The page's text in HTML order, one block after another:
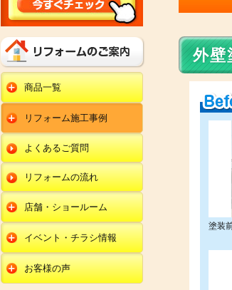
外
塗装
商品一覧
水回りリフォーム
キッチンリフォーム
ユニットバスリフォー
ム
トイレリフォーム
洗面化粧台リフォー
ム
オール電化セット
エコキュート
給湯器
エクステリア
外壁塗装
内装リフォーム
リフォーム施工事例
キッチン
ユニットバス
トイレ
洗面化粧台
エクステリア
外壁塗装・外装工事
よくあるご質問
リフォームの流れ
店舗・ショールーム
田鶴浜店
金沢野々市店
川北店
イベント・チラシ情報
田鶴浜店
金沢野々市店
お客様の声
キッチン